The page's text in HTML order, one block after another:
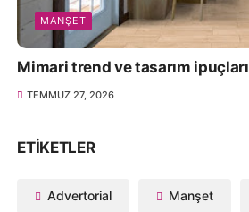
MANŞET
Mimari trend ve tasarım ipuçları
TEMMUZ 27, 2026
ETIKETLER
Advertorial Manşet